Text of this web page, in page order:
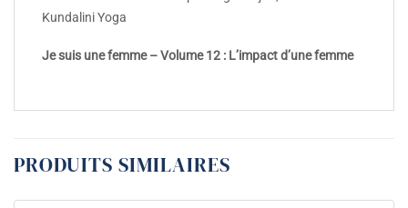
Kundalini Yoga
Je suis une femme – Volume 12 : L’impact d’une femme
PRODUITS SIMILAIRES